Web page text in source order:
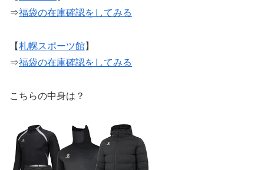
⇒福袋の在庫確認をしてみる
【札幌スポーツ館】
⇒福袋の在庫確認をしてみる
こちらの中身は？